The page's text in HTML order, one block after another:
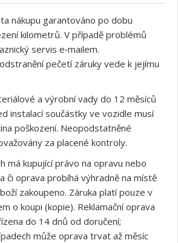
nákupu garantováno po dobu
kilometrů. V případě problémů
servis e‑mailem.
pečetí záruky vede k jejímu
a výrobní vady do 12 měsíců
instalací součástky ve vozidle musí
poškození. Neopodstatněné
za placené kontroly.
má kupující právo na opravu nebo
či oprava probíhá výhradně na místě
zakoupeno. Záruka platí pouze v
o koupi (kopie). Reklamační oprava
do 14 dnů od doručení;
může oprava trvat až měsíc